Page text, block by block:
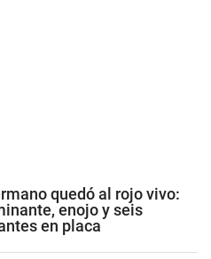
quedó al rojo vivo:
enojo y seis
en placa